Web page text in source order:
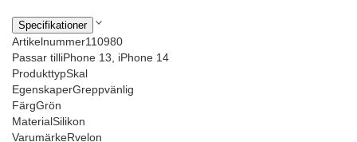
Specifikationer
Artikelnummer110980
Passar tilliPhone 13, iPhone 14
ProdukttypSkal
EgenskaperGreppvänlig
FärgGrön
MaterialSilikon
VarumärkeRvelon